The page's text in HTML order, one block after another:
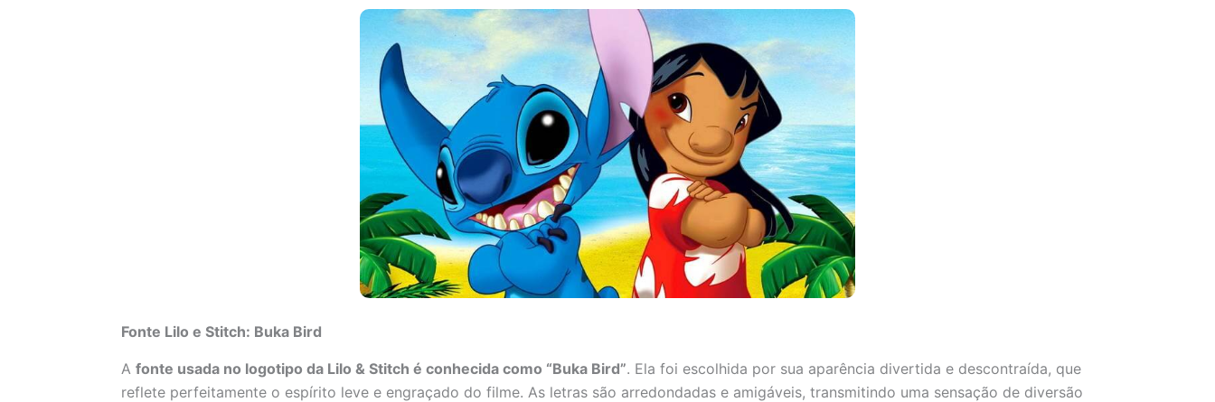
Fonte Lilo e Stitch: Buka Bird
Afonte usada no logotipo da Lilo & Stitch é conhecida como “Buka Bird”. Ela foi escolhida por sua aparência divertida e descontraída, que
reflete perfeitamente o espírito leve e engraçado do filme. As letras são arredondadas e amigáveis, transmitindo uma sensação de diversão